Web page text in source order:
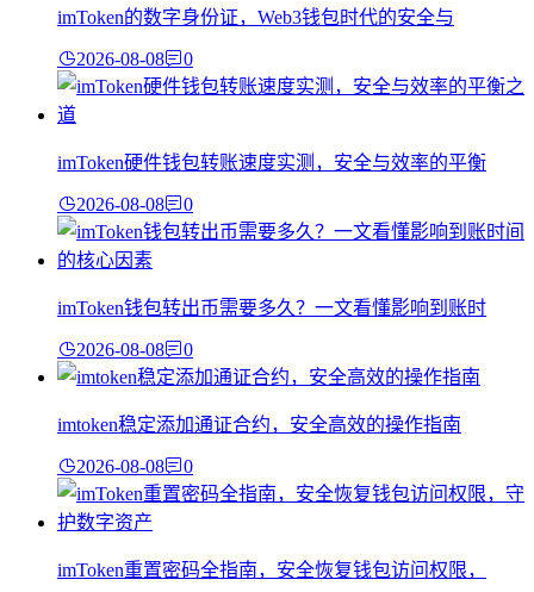
imToken的数字身份证，Web3钱包时代的安全与
2026-08-08 0
imToken硬件钱包转账速度实测，安全与效率的平衡
2026-08-08 0
imToken钱包转出币需要多久？一文看懂影响到账时
2026-08-08 0
imtoken稳定添加通证合约，安全高效的操作指南
2026-08-08 0
imToken重置密码全指南，安全恢复钱包访问权限，